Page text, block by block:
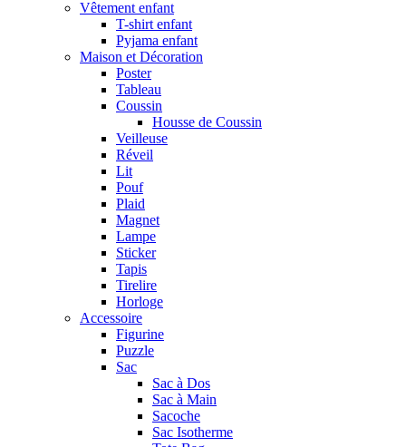
Vêtement enfant
T-shirt enfant
Pyjama enfant
Maison et Décoration
Poster
Tableau
Coussin
Housse de Coussin
Veilleuse
Réveil
Lit
Pouf
Plaid
Magnet
Lampe
Sticker
Tapis
Tirelire
Horloge
Accessoire
Figurine
Puzzle
Sac
Sac à Dos
Sac à Main
Sacoche
Sac Isotherme